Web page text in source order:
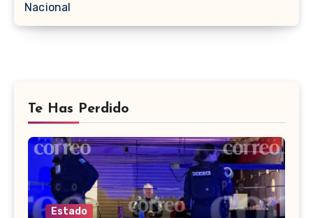
Nacional
Te Has Perdido
Estado